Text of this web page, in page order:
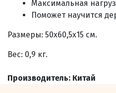
Максимальная
Поможет научится
Размеры: 50х60,5х15 см.
Вес: 0,9 кг.
Производитель: Китай